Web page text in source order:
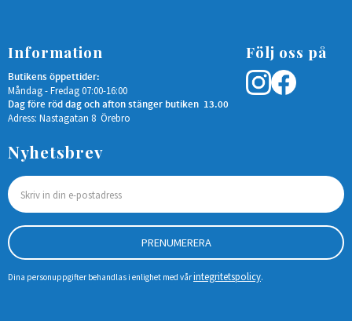
Information
Butikens öppettider:
Måndag - Fredag 07:00-16:00
Dag före röd dag och afton stänger butiken 13.00
Adress: Nastagatan 8 Örebro
Följ oss på
Nyhetsbrev
PRENUMERERA
Dina personuppgifter behandlas i enlighet med vårintegritetspolicy.